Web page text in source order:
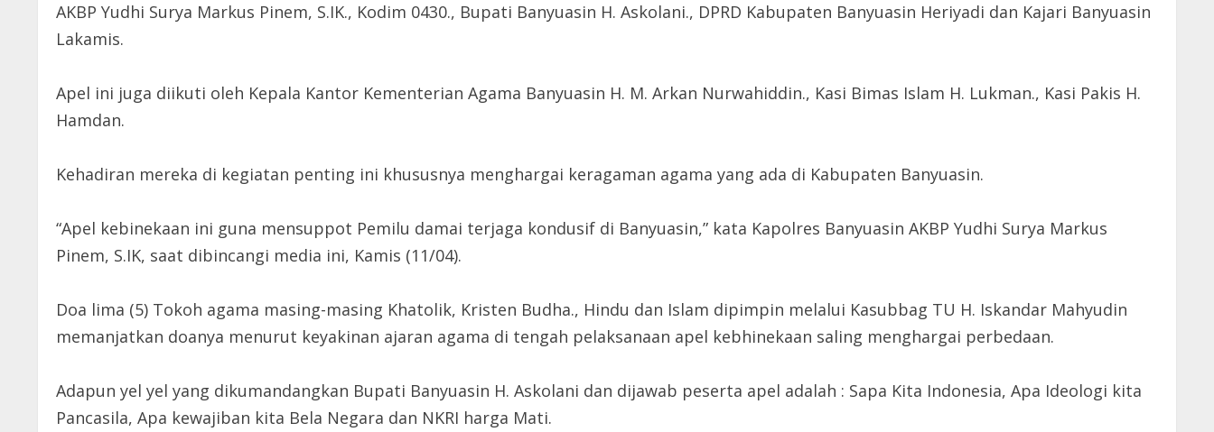
AKBP Yudhi Surya Markus Pinem, S.IK., Kodim 0430., Bupati Banyuasin H. Askolani., DPRD Kabupaten Banyuasin Heriyadi dan Kajari Banyuasin
Lakamis.
Apel ini juga diikuti oleh Kepala Kantor Kementerian Agama Banyuasin H. M. Arkan Nurwahiddin., Kasi Bimas Islam H. Lukman., Kasi Pakis H.
Hamdan.
Kehadiran mereka di kegiatan penting ini khususnya menghargai keragaman agama yang ada di Kabupaten Banyuasin.
“Apel kebinekaan ini guna mensuppot Pemilu damai terjaga kondusif di Banyuasin,” kata Kapolres Banyuasin AKBP Yudhi Surya Markus
Pinem, S.IK, saat dibincangi media ini, Kamis (11/04).
Doa lima (5) Tokoh agama masing-masing Khatolik, Kristen Budha., Hindu dan Islam dipimpin melalui Kasubbag TU H. Iskandar Mahyudin
memanjatkan doanya menurut keyakinan ajaran agama di tengah pelaksanaan apel kebhinekaan saling menghargai perbedaan.
Adapun yel yel yang dikumandangkan Bupati Banyuasin H. Askolani dan dijawab peserta apel adalah : Sapa Kita Indonesia, Apa Ideologi kita
Pancasila, Apa kewajiban kita Bela Negara dan NKRI harga Mati.